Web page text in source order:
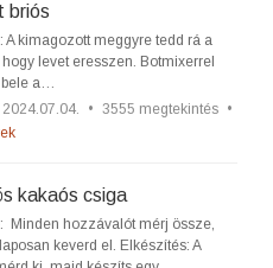
briós
A kimagozott meggyre tedd rá a
levet eresszen. Botmixerrel
bele a…
2024.07.04. • 3555 megtekintés •
kakaós csiga
Minden hozzávalót mérj össze,
keverd el. Elkészítés: A